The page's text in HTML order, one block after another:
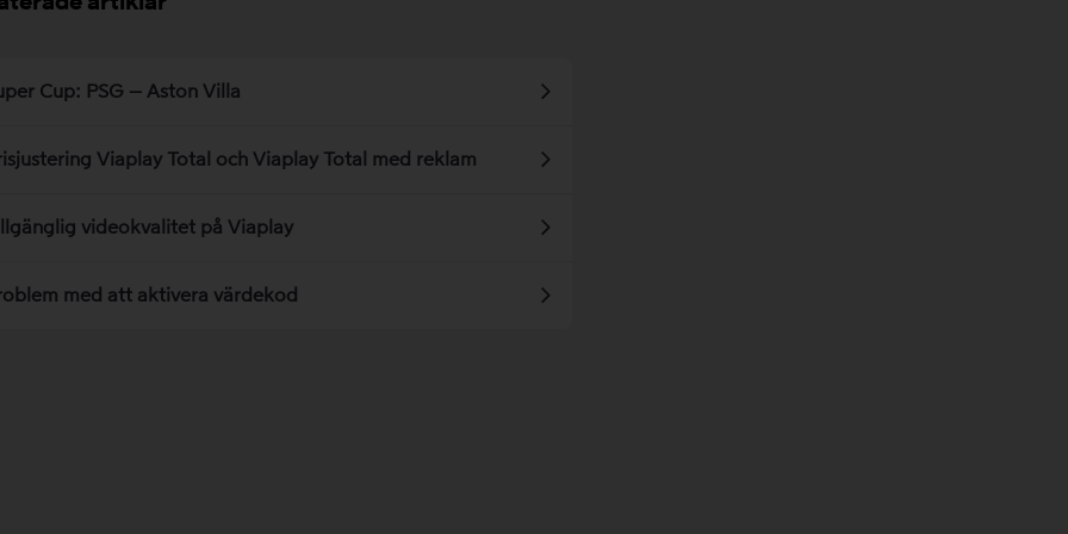
Cup: PSG – Aston Villa
Viaplay Total och Viaplay Total med reklam
videokvalitet på Viaplay
med att aktivera värdekod